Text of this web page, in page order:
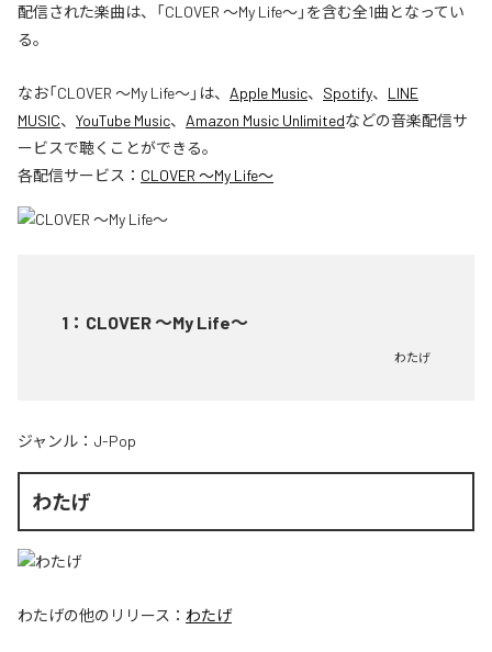
配信された楽曲は、「CLOVER ～My Life～」を含む全1曲となってい
る。
なお「CLOVER ～My Life～」は、 Apple Music、 Spotify、 LINE
MUSIC、 YouTube Music、 Amazon Music Unlimitedなどの音楽配信サ
ービスで聴くことができる。
各配信サービス： CLOVER ～My Life～
1 ： CLOVER ～My Life～
わたげ
ジャンル： J-Pop
わたげ
わたげの他のリリース： わたげ